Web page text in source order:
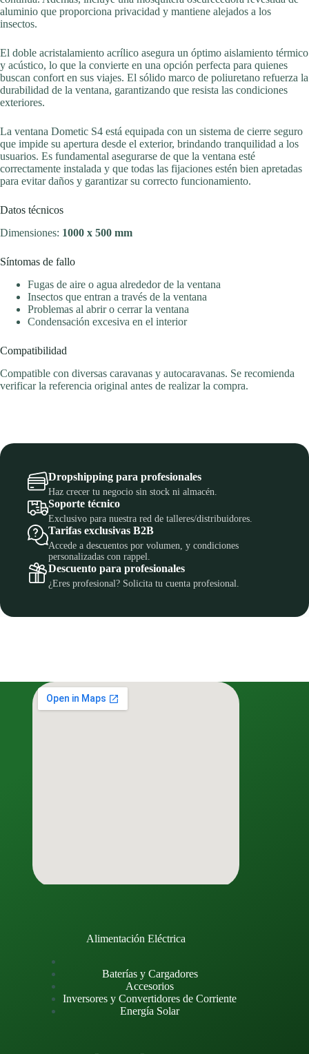
aluminio que proporciona privacidad y mantiene alejados a los
insectos.
El doble acristalamiento acrílico asegura un óptimo aislamiento térmico
y acústico, lo que la convierte en una opción perfecta para quienes
buscan confort en sus viajes. El sólido marco de poliuretano refuerza la
durabilidad de la ventana, garantizando que resista las condiciones
exteriores.
La ventana Dometic S4 está equipada con un sistema de cierre seguro
que impide su apertura desde el exterior, brindando tranquilidad a los
usuarios. Es fundamental asegurarse de que la ventana esté
correctamente instalada y que todas las fijaciones estén bien apretadas
para evitar daños y garantizar su correcto funcionamiento.
Datos técnicos
Dimensiones: 1000 x 500 mm
Síntomas de fallo
Fugas de aire o agua alrededor de la ventana
Insectos que entran a través de la ventana
Problemas al abrir o cerrar la ventana
Condensación excesiva en el interior
Compatibilidad
Compatible con diversas caravanas y autocaravanas. Se recomienda
verificar la referencia original antes de realizar la compra.
Dropshipping para profesionales
Haz crecer tu negocio sin stock ni almacén.
Soporte técnico
Exclusivo para nuestra red de talleres/distribuidores.
Tarifas exclusivas B2B
Accede a descuentos por volumen, y condiciones
personalizadas con rappel.
Descuento para profesionales
¿Eres profesional? Solicita tu cuenta profesional.
Alimentación Eléctrica
Baterías y Cargadores
Accesorios
Inversores y Convertidores de Corriente
Energía Solar